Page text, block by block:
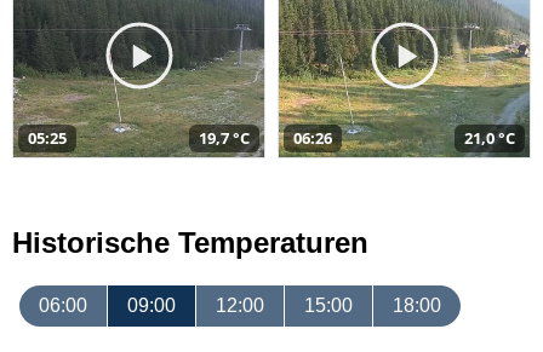
05:25 19,7 °C 06:26 21,0 °C
Historische Temperaturen
06:00 09:00 12:00 15:00 18:00